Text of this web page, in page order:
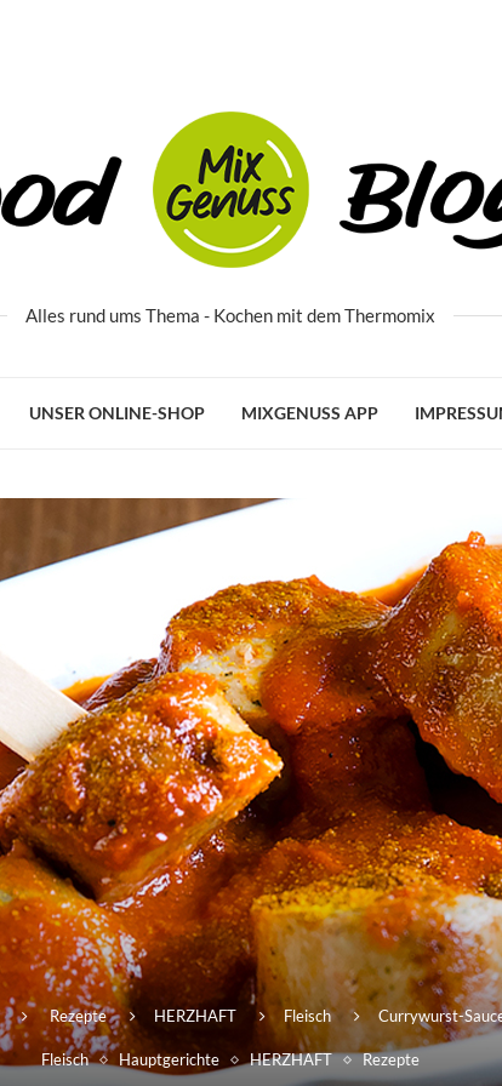
Alles rund ums Thema - Kochen mit dem Thermomix
UNSER ONLINE-SHOP MIXGENUSS APP
Rezepte HERZHAFT Fleisch Currywurst-
Fleisch Hauptgerichte HERZHAFT Rezepte